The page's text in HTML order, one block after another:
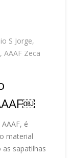
S Jorge,
, AAAF Zeca
é
material
sapatilhas